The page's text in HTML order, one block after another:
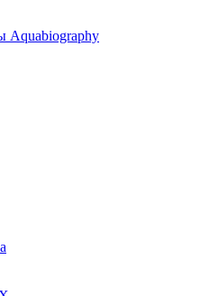
Aquabiography